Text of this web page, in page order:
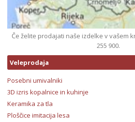
Če želite prodajati naše izdelke v vašem
255 900.
Veleprodaja
Posebni umivalniki
3D izris kopalnice in kuhinje
Keramika za tla
Ploščice imitacija lesa